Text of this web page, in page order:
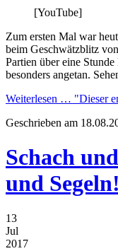
[YouTube]
Zum ersten Mal war
beim Geschwätzblitz
Partien über eine
besonders angetan.
Weiterlesen … "Dieser
Geschrieben am
Schach
und Segeln!
13
Jul
2017